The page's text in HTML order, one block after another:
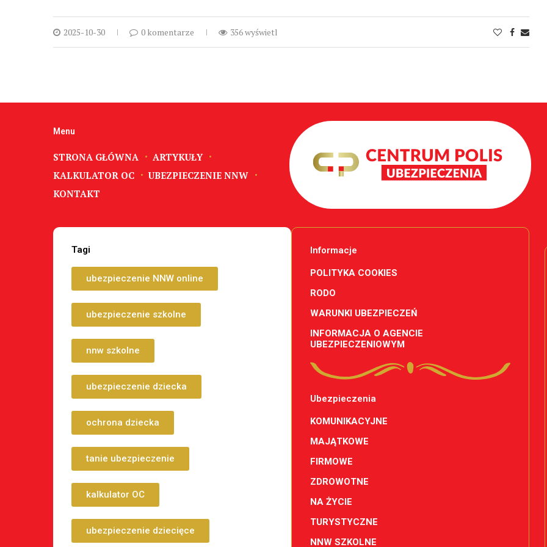
2025-10-30 0 komentarze 356 wyświetl
Menu
STRONA GŁÓWNA
ARTYKUŁY
KALKULATOR OC
UBEZPIECZENIE NNW
KONTAKT
Tagi
ubezpieczenie NNW online
ubezpieczenie szkolne
nnw szkolne
ubezpieczenie dziecka
ochrona dziecka
tanie ubezpieczenie
kalkulator OC
ubezpieczenie dziecięce
Informacje
POLITYKA COOKIES
RODO
WARUNKI UBEZPIECZEŃ
INFORMACJA O AGENCIE
UBEZPIECZENIOWYM
Ubezpieczenia
KOMUNIKACYJNE
MAJĄTKOWE
FIRMOWE
ZDROWOTNE
NA ŻYCIE
TURYSTYCZNE
NNW SZKOLNE